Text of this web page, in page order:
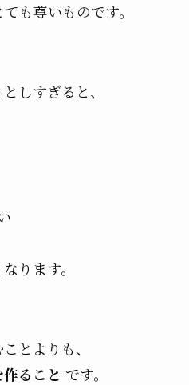
も尊いものです。
しすぎると、
ります。
とよりも、
ること です。